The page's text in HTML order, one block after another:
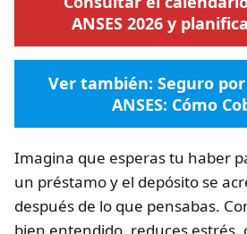
ANSES 2026 y
Ver también: Seguro
ANSES: Cómo
Imagina que esperas tu haber
un préstamo y el depósito se
después de lo que pensabas.